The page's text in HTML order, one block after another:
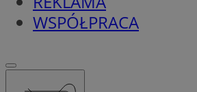
WSPÓŁPRACA